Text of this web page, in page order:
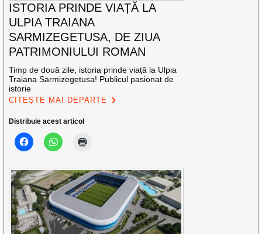
ISTORIA PRINDE VIAȚĂ LA
ULPIA TRAIANA
SARMIZEGETUSA, DE ZIUA
PATRIMONIULUI ROMAN
Timp de două zile, istoria prinde viață la Ulpia
Traiana Sarmizegetusa! Publicul pasionat de
istorie
CITEȘTE MAI DEPARTE
Distribuie acest articol